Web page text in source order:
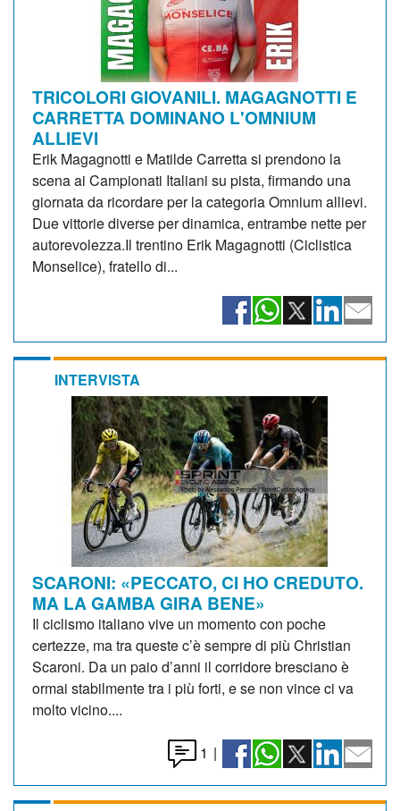
TRICOLORI GIOVANILI. MAGAGNOTTI E
CARRETTA DOMINANO L'OMNIUM
ALLIEVI
Erik Magagnotti e Matilde Carretta si prendono la
scena ai Campionati Italiani su pista, firmando una
giornata da ricordare per la categoria Omnium allievi.
Due vittorie diverse per dinamica, entrambe nette per
autorevolezza.Il trentino Erik Magagnotti (Ciclistica
Monselice), fratello di...
INTERVISTA
SCARONI: «PECCATO, CI HO CREDUTO.
MA LA GAMBA GIRA BENE»
Il ciclismo italiano vive un momento con poche
certezze, ma tra queste c’è sempre di più Christian
Scaroni. Da un paio d’anni il corridore bresciano è
ormai stabilmente tra i più forti, e se non vince ci va
molto vicino....
1 |